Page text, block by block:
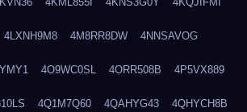
4LXNH9M8 4M8RR8DW 4NNSAVOG
4O9WC0SL 4ORR508B 4P5VX889
4Q1M7Q60 4QAHYG43 4QHYCH8B